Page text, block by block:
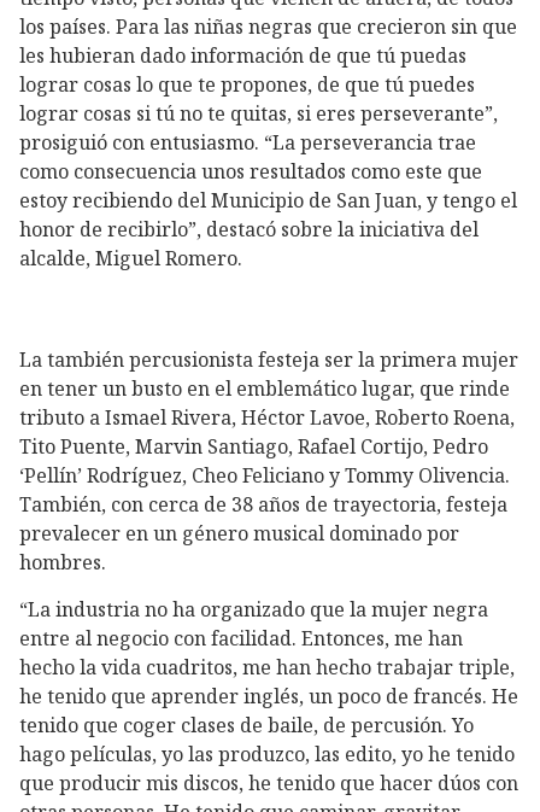
los países. Para las niñas negras que crecieron sin que
les hubieran dado información de que tú puedas
lograr cosas lo que te propones, de que tú puedes
lograr cosas si tú no te quitas, si eres perseverante”,
prosiguió con entusiasmo. “La perseverancia trae
como consecuencia unos resultados como este que
estoy recibiendo del Municipio de San Juan, y tengo el
honor de recibirlo”, destacó sobre la iniciativa del
alcalde, Miguel Romero.
La también percusionista festeja ser la primera mujer
en tener un busto en el emblemático lugar, que rinde
tributo a Ismael Rivera, Héctor Lavoe, Roberto Roena,
Tito Puente, Marvin Santiago, Rafael Cortijo, Pedro
‘Pellín’ Rodríguez, Cheo Feliciano y Tommy Olivencia.
También, con cerca de 38 años de trayectoria, festeja
prevalecer en un género musical dominado por
hombres.
“La industria no ha organizado que la mujer negra
entre al negocio con facilidad. Entonces, me han
hecho la vida cuadritos, me han hecho trabajar triple,
he tenido que aprender inglés, un poco de francés. He
tenido que coger clases de baile, de percusión. Yo
hago películas, yo las produzco, las edito, yo he tenido
que producir mis discos, he tenido que hacer dúos con